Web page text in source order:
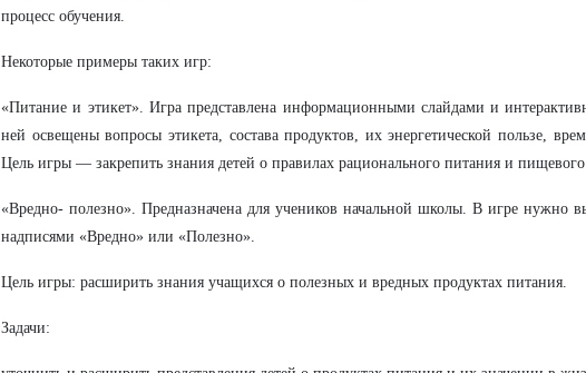
процесс обучения.
Некоторые примеры таких игр:
«Питание и этикет». Игра представлена информационными слайдами и
ней освещены вопросы этикета, состава продуктов, их энергетической пользе,
Цель игры — закрепить знания детей о правилах рационального питания и пищевого
«Вредно- полезно». Предназначена для учеников начальной школы. В игре нужно
надписями «Вредно» или «Полезно».
Цель игры: расширить знания учащихся о полезных и вредных продуктах питания.
Задачи: